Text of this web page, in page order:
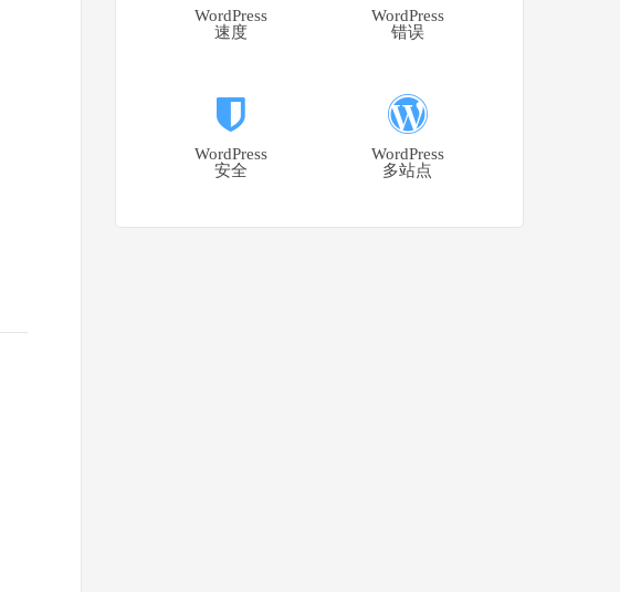
WordPress
速度
WordPress
错误
WordPress
安全
WordPress
多站点